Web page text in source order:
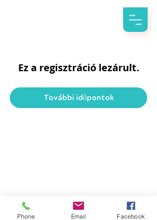
Ez a regisztráció lezárult.
További időpontok
Phone Email Facebook